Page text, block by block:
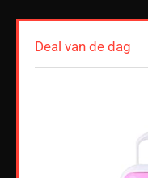
Deal van de dag